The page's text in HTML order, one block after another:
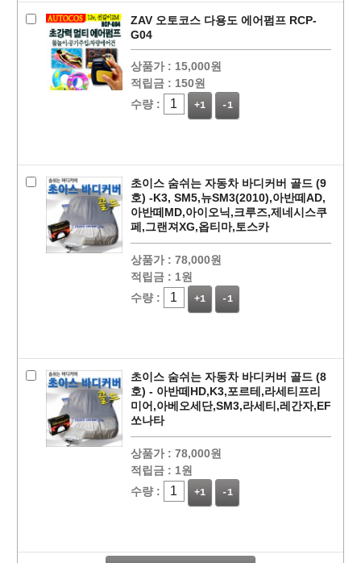
페이코 라이
구매
ZAV 오토코스 다용도 에어펌프 RCP-
G04
상품가 : 15,000원
적립금 : 150원
수량 :
+1 -1
초이스 숨쉬는 자동차 바디커버 골드 (9
호) -K3, SM5,뉴SM3(2010),아반떼AD,
아반떼MD,아이오닉,크루즈,제네시스쿠
페,그랜져XG,옵티마,토스카
상품가 : 78,000원
적립금 : 1원
수량 :
+1 -1
초이스 숨쉬는 자동차 바디커버 골드 (8
호) - 아반떼HD,K3,포르테,라세티프리
미어,아베오세단,SM3,라세티,레간자,EF
쏘나타
상품가 : 78,000원
적립금 : 1원
수량 :
+1 -1